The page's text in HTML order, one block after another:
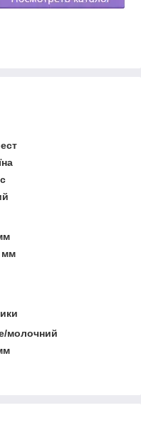
мм
молочний